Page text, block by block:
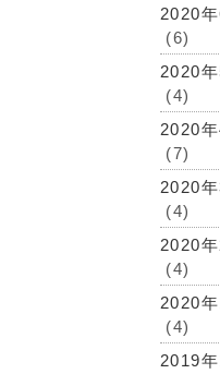
2020年
(6)
2020年
(4)
2020年
(7)
2020年
(4)
2020年
(4)
2020年
(4)
2019年